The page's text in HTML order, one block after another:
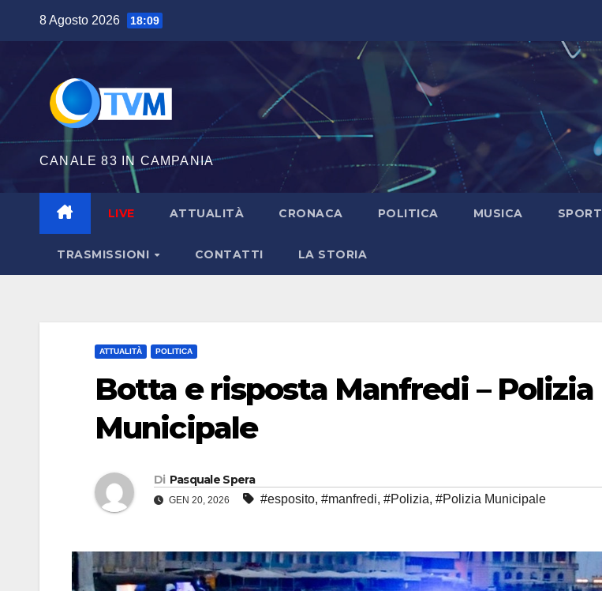
contenuto
8 Agosto 2026 18:09
CANALE 83 IN CAMPANIA
LIVE ATTUALITÀ CRONACA POLITICA MUSICA SPORT
TRASMISSIONI CONTATTI LA STORIA
ATTUALITÀ POLITICA
Botta e risposta Manfredi – Polizia
Municipale
Di Pasquale Spera
GEN 20, 2026 #esposito, #manfredi, #Polizia, #Polizia Municipale